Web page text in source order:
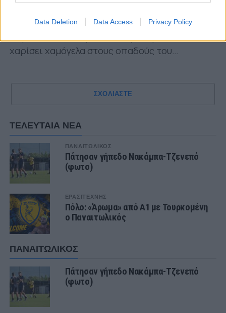
Data Deletion Data Access Privacy Policy
κάτι από το παιχνίδι θα πρέπει να
χαρίσει χαμόγελα στους οπαδούς του…
ΣΧΟΛΙΑΣΤΕ
ΤΕΛΕΥΤΑΙΑ ΝΕΑ
ΠΑΝΑΙΤΩΛΙΚΟΣ
Πάτησαν γήπεδο Νακάμπα-Τζενεπό
(φωτο)
ΕΡΑΣΙΤΕΧΝΗΣ
Πόλο: «Άρωμα» από Α1 με Τουρκομένη
ο Παναιτωλικός
ΠΑΝΑΙΤΩΛΙΚΟΣ
Πάτησαν γήπεδο Νακάμπα-Τζενεπό
(φωτο)